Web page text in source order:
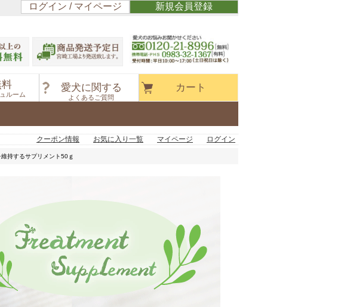
ログイン / マイページ 新規会員登録
ルーム
愛犬に関する
よくあるご質問
カート
クーポン情報
お気に入り一覧 マイページ
ログイン
持するサプリメント50ｇ